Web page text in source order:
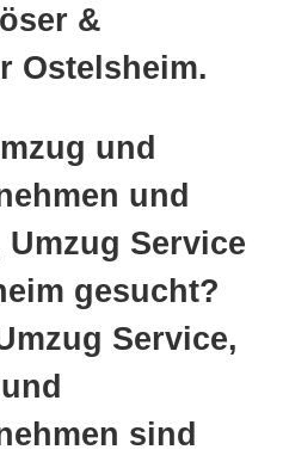
&
Ostelsheim.
und
und
Service
gesucht?
Service,
sind